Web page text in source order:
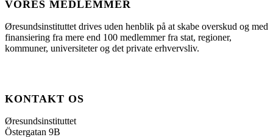
VORES MEDLEMMER
Øresundsinstituttet drives uden henblik på at skabe overskud og med
finansiering fra mere end 100 medlemmer fra stat, regioner,
kommuner, universiteter og det private erhvervsliv.
KONTAKT OS
Øresundsinstituttet
Östergatan 9B